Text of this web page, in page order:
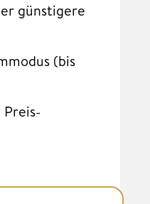
günstigere
(bis